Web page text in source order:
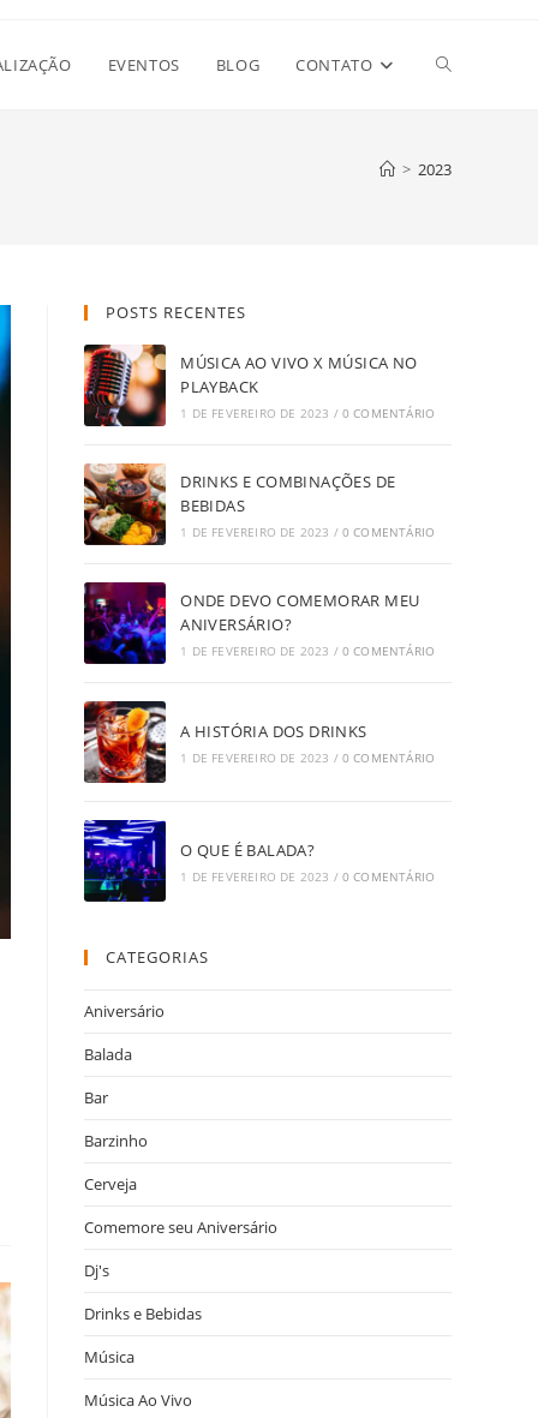
EVENTOS BLOG CONTATO Alternar
> 2023
POSTS RECENTES
MÚSICA AO VIVO X MÚSICA NO
PLAYBACK
1 DE FEVEREIRO DE 2023 / 0 COMENTÁRIO
DRINKS E COMBINAÇÕES DE
BEBIDAS
1 DE FEVEREIRO DE 2023 / 0 COMENTÁRIO
ONDE DEVO COMEMORAR MEU
ANIVERSÁRIO?
1 DE FEVEREIRO DE 2023 / 0 COMENTÁRIO
A HISTÓRIA DOS DRINKS
1 DE FEVEREIRO DE 2023 / 0 COMENTÁRIO
O QUE É BALADA?
1 DE FEVEREIRO DE 2023 / 0 COMENTÁRIO
CATEGORIAS
Aniversário
Balada
Bar
Barzinho
Cerveja
Comemore seu Aniversário
Dj's
Drinks e Bebidas
Música
Música Ao Vivo